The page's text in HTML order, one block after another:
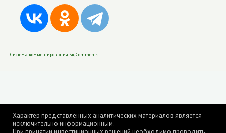
Система комментирования SigComments
Характер представленных аналитических материалов является
исключительно информационным.